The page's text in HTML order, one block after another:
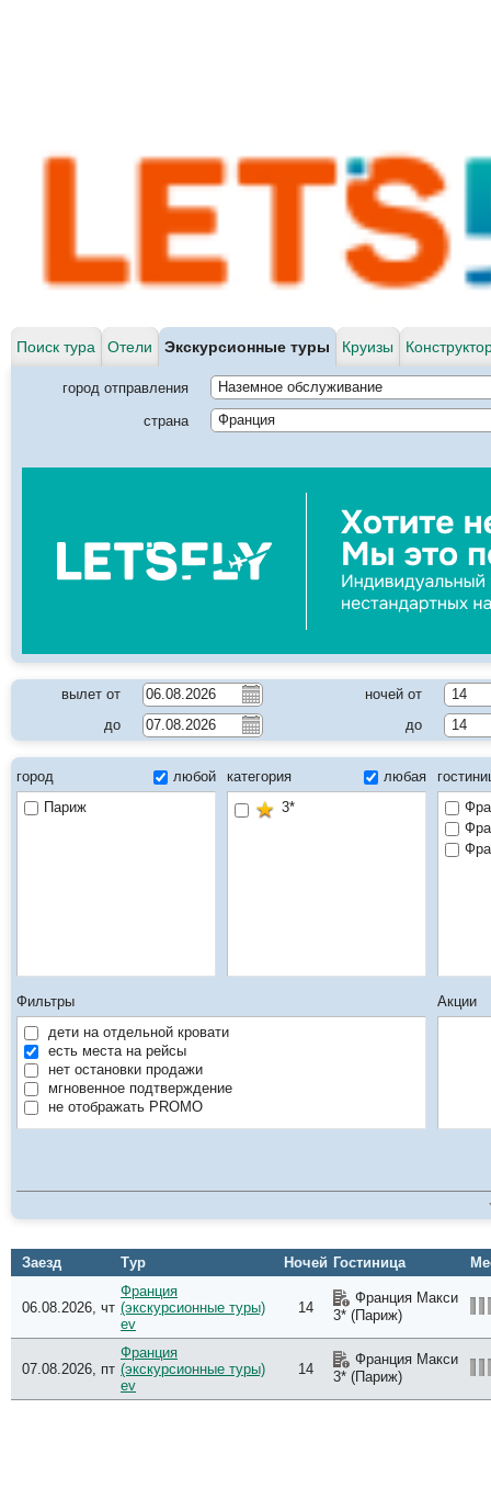
Поиск тура Отели Экскурсионные туры Круизы
город отправления
Наземное обслуживание
страна
Франция
вылет от ночей от
14
до
до 14
город
любой
Париж
категория
любая
3*
Фильтры
дети на отдельной кровати
есть места на рейсы
нет остановки продажи
мгновенное подтверждение
не отображать PROMO
Акции
Заезд Тур Ночей Гостиница
06.08.2026, чт
Франция
(экскурсионные туры)
ev
14
Франция Макси
3* (Париж)
07.08.2026, пт
Франция
(экскурсионные туры)
ev
14
Франция Макси
3* (Париж)